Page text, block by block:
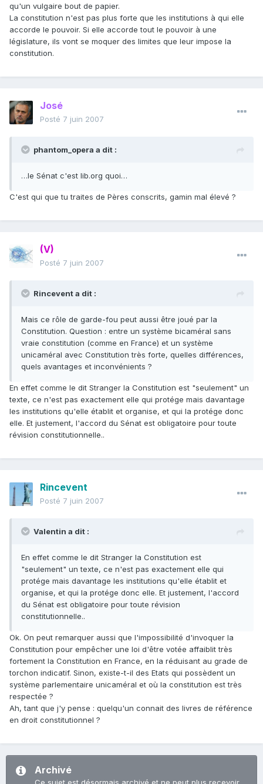
qu'un vulgaire bout de papier.
La constitution n'est pas plus forte que les institutions à qui elle
accorde le pouvoir. Si elle accorde tout le pouvoir à une
législature, ils vont se moquer des limites que leur impose la
constitution.
José
Posté 7 juin 2007
phantom_opera a dit :
…le Sénat c'est lib.org quoi…
C'est qui que tu traites de Pères conscrits, gamin mal élevé ?
(V)
Posté 7 juin 2007
Rincevent a dit :
Mais ce rôle de garde-fou peut aussi être joué par la
Constitution. Question : entre un système bicaméral sans
vraie constitution (comme en France) et un système
unicaméral avec Constitution très forte, quelles différences,
quels avantages et inconvénients ?
En effet comme le dit Stranger la Constitution est "seulement" un
texte, ce n'est pas exactement elle qui protége mais davantage
les institutions qu'elle établit et organise, et qui la protége donc
elle. Et justement, l'accord du Sénat est obligatoire pour toute
révision constitutionnelle..
Rincevent
Posté 7 juin 2007
Valentin a dit :
En effet comme le dit Stranger la Constitution est
"seulement" un texte, ce n'est pas exactement elle qui
protége mais davantage les institutions qu'elle établit et
organise, et qui la protége donc elle. Et justement, l'accord
du Sénat est obligatoire pour toute révision
constitutionnelle..
Ok. On peut remarquer aussi que l'impossibilité d'invoquer la
Constitution pour empêcher une loi d'être votée affaiblit très
fortement la Constitution en France, en la réduisant au grade de
torchon indicatif. Sinon, existe-t-il des Etats qui possèdent un
système parlementaire unicaméral et où la constitution est très
respectée ?
Ah, tant que j'y pense : quelqu'un connait des livres de référence
en droit constitutionnel ?
Archivé